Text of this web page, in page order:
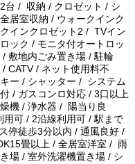
台 / 収納 / クロゼット / シ
居室収納 / ウォークインク
インクロゼット2 / TVイン
ック / モニタ付オートロッ
敷地内ごみ置き場 / 駐輪
CATV / ネット使用料不
ー / シャッター / システム
/ ガスコンロ対応 / 3口以上
機 / 浄水器 / 陽当り良
用可 / 2沿線利用可 / 駅まで
停徒歩3分以内 / 通風良好 /
畳以上 / 全居室洋室 / 雨
場 / 室外洗濯機置き場 / シ